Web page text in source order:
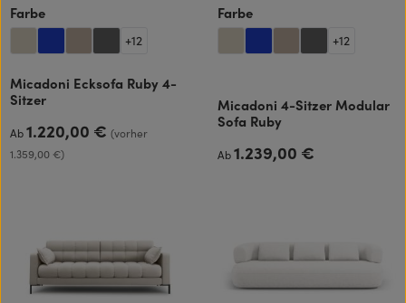
Farbeauswählen
+12
Micadoni Ecksofa Ruby 4-
Sitzer
Regulärer Preis:
Ab1.220,00 €(vorher
1.359,00 €)
Farbeauswählen
+12
Micadoni 4-Sitzer Modular
Sofa Ruby
Regulärer Preis:
Ab1.239,00 €